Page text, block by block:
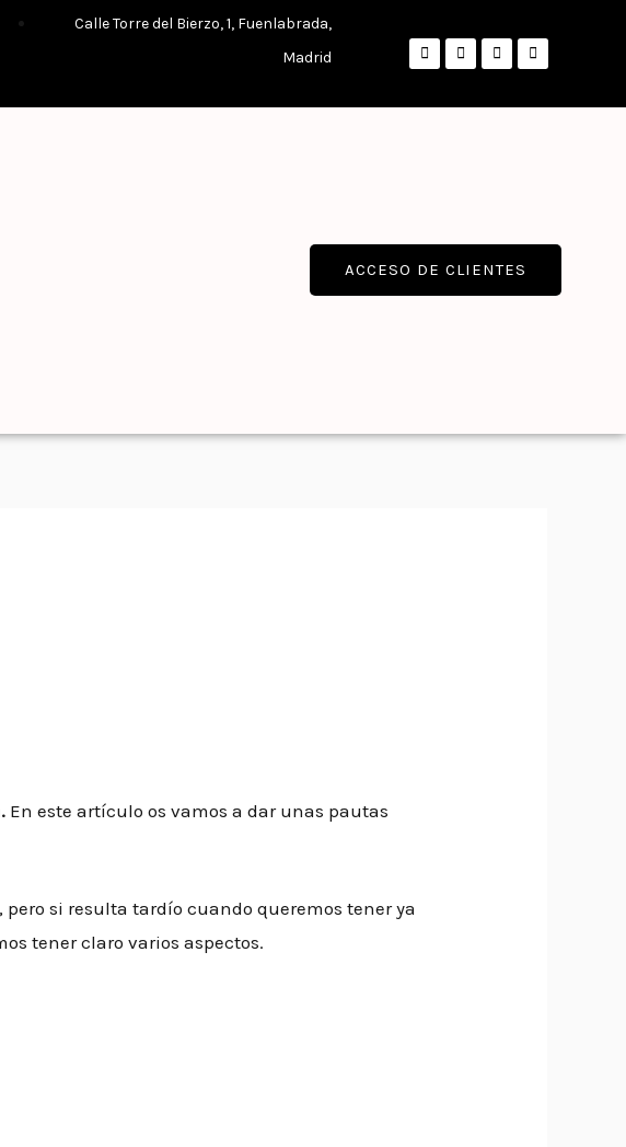
Calle Torre del Bierzo, 1, Fuenlabrada,
Madrid
ACCESO DE CLIENTES
En este artículo os vamos a dar unas pautas
si resulta tardío cuando queremos tener ya
tener claro varios aspectos.